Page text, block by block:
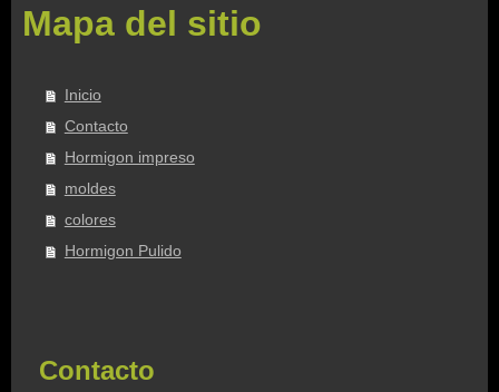
Mapa del sitio
Inicio
Contacto
Hormigon impreso
moldes
colores
Hormigon Pulido
Contacto